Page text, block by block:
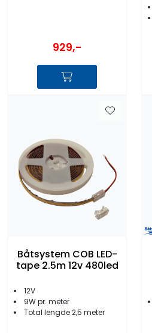
929,-
Båtsystem COB LED-
tape 2.5m 12v 480led
12V
9W pr. meter
Total lengde 2,5 meter